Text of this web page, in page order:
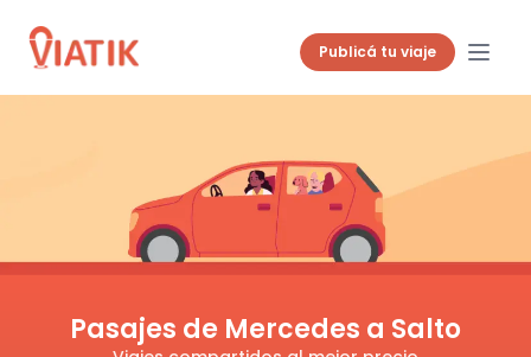
Publicá tu viaje
Pasajes de Mercedes a Salto